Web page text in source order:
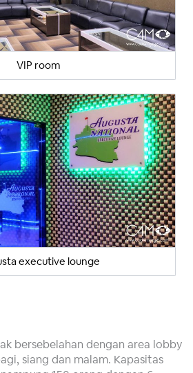
VIP room
executive lounge
bersebelahan dengan area lobby
siang dan malam. Kapasitas